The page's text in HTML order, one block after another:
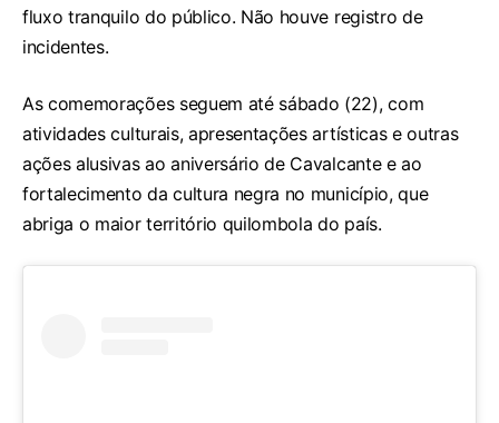
fluxo tranquilo do público. Não houve registro de
incidentes.
As comemorações seguem até sábado (22), com
atividades culturais, apresentações artísticas e outras
ações alusivas ao aniversário de Cavalcante e ao
fortalecimento da cultura negra no município, que
abriga o maior território quilombola do país.